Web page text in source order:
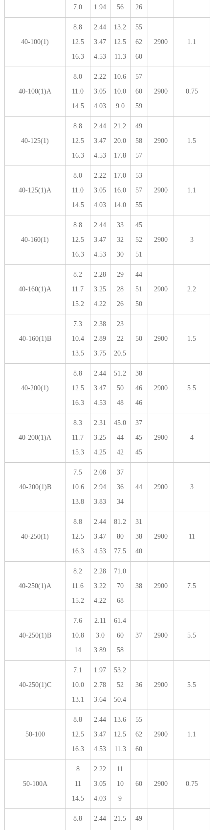
7.0
1.94
56
26
40-100(1)
8.8
12.5
16.3
2.44
3.47
4.53
13.2
12.5
11.3
55
62
60
2900 1.1
40-100(1)A
8.0
11.0
14.5
2.22
3.05
4.03
10.6
10.0
9.0
57
60
59
2900 0.75
40-125(1)
8.8
12.5
16.3
2.44
3.47
4.53
21.2
20.0
17.8
49
58
57
2900 1.5
40-125(1)A
8.0
11.0
14.5
2.22
3.05
4.03
17.0
16.0
14.0
53
57
55
2900 1.1
40-160(1)
8.8
12.5
16.3
2.44
3.47
4.53
33
32
30
45
52
51
2900 3
40-160(1)A
8.2
11.7
15.2
2.28
3.25
4.22
29
28
26
44
51
50
2900 2.2
40-160(1)B
7.3
10.4
13.5
2.38
2.89
3.75
23
22
20.5
50 2900 1.5
40-200(1)
8.8
12.5
16.3
2.44
3.47
4.53
51.2
50
48
38
46
46
2900 5.5
40-200(1)A
8.3
11.7
15.3
2.31
3.25
4.25
45.0
44
42
37
45
45
2900 4
40-200(1)B
7.5
10.6
13.8
2.08
2.94
3.83
37
36
34
44 2900 3
40-250(1)
8.8
12.5
16.3
2.44
3.47
4.53
81.2
80
77.5
31
38
40
2900 11
40-250(1)A
8.2
11.6
15.2
2.28
3.22
4.22
71.0
70
68
38 2900 7.5
40-250(1)B
7.6
10.8
14
2.11
3.0
3.89
61.4
60
58
37 2900 5.5
40-250(1)C
7.1
10.0
13.1
1.97
2.78
3.64
53.2
52
50.4
36 2900 5.5
50-100
8.8
12.5
16.3
2.44
3.47
4.53
13.6
12.5
11.3
55
62
60
2900 1.1
50-100A
8
11
14.5
2.22
3.05
4.03
11
10
9
60 2900 0.75
8.8
2.44
21.5
49